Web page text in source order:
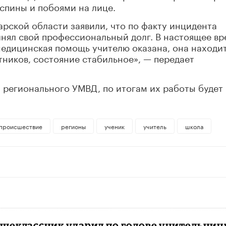
и побоями на лице.
области заявили, что по факту инцидента
свой профессиональный долг. В настоящее
помощь учителю оказана, она
состояние стабильное», — передает
УМВД, по итогам их работы будет
регионы ученик учитель школа